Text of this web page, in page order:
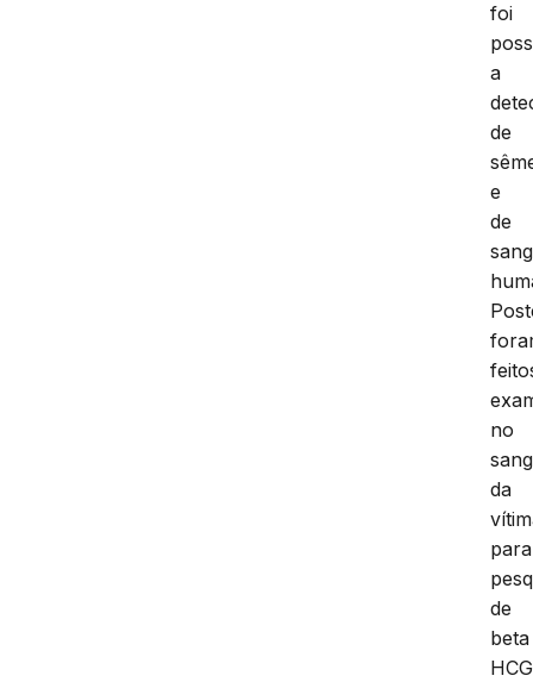
foi
a
de
e
de
no
da
para
de
beta
HCG